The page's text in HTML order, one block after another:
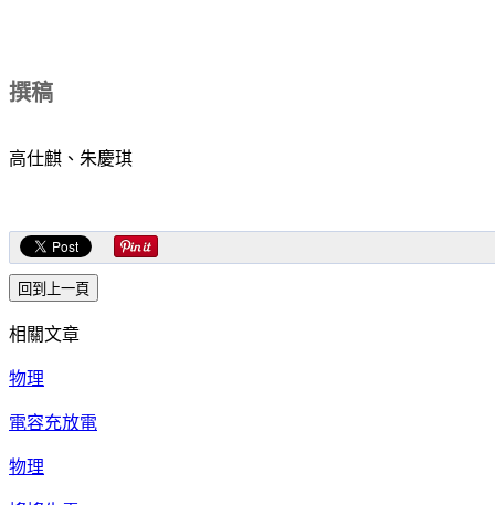
撰稿
高仕麒、朱慶琪
相關文章
物理
電容充放電
物理